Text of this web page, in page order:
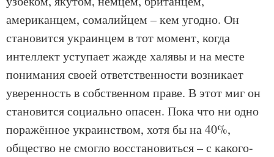
американцем, сомалийцем – кем угодно. Он
становится украинцем в тот момент, когда
интеллект уступает жажде халявы и на месте
понимания своей ответственности возникает
уверенность в собственном праве. В этот миг он
становится социально опасен. Пока что ни одно
поражённое украинством, хотя бы на 40%,
общество не смогло восстановиться – с какого-